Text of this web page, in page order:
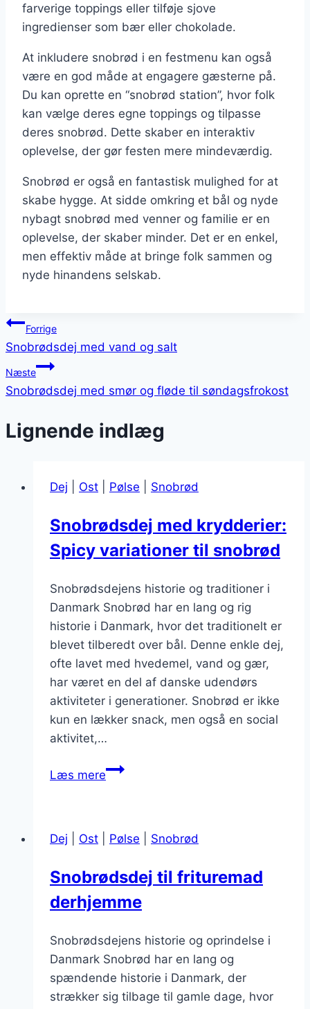
farverige toppings eller tilføje sjove
ingredienser som bær eller chokolade.
At inkludere snobrød i en festmenu kan også
være en god måde at engagere gæsterne på.
Du kan oprette en “snobrød station”, hvor folk
kan vælge deres egne toppings og tilpasse
deres snobrød. Dette skaber en interaktiv
oplevelse, der gør festen mere mindeværdig.
Snobrød er også en fantastisk mulighed for at
skabe hygge. At sidde omkring et bål og nyde
nybagt snobrød med venner og familie er en
oplevelse, der skaber minder. Det er en enkel,
men effektiv måde at bringe folk sammen og
nyde hinandens selskab.
Indlægsnavigation
Forrige
Snobrødsdej med vand og salt
Næste
Snobrødsdej med smør og fløde til søndagsfrokost
Lignende indlæg
Dej Ost Pølse Snobrød
Snobrødsdej med krydderier:
Spicy variationer til snobrød
Snobrødsdejens historie og traditioner i
Danmark Snobrød har en lang og rig
historie i Danmark, hvor det traditionelt er
blevet tilberedt over bål. Denne enkle dej,
ofte lavet med hvedemel, vand og gær,
har været en del af danske udendørs
aktiviteter i generationer. Snobrød er ikke
kun en lækker snack, men også en social
aktivitet,…
Læs mereSnobrødsdej
variationer
snobrød
Dej Ost Pølse Snobrød
Snobrødsdej til frituremad
derhjemme
Snobrødsdejens historie og oprindelse i
Danmark Snobrød har en lang og
spændende historie i Danmark, der
strækker sig tilbage til gamle dage, hvor